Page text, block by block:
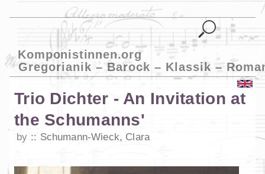
Komponistinnen.org
Gregorianik – Barock – Klassik –
Trio Dichter - An Invitation at
the Schumanns'
by Schumann-Wieck, Clara